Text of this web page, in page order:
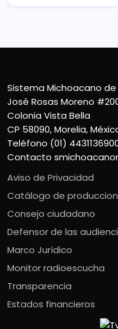
Sistema Michoacano de
José Rosas Moreno
Colonia Vista Bella
CP 58090, Morelia,
Teléfono (01)
Contacto
Aviso de Privacidad
Catálogo de
Consejo ciudadano
Defensor de las
Marco Jurídico
Monitor radioescucha
Transparencia
Estados financieros